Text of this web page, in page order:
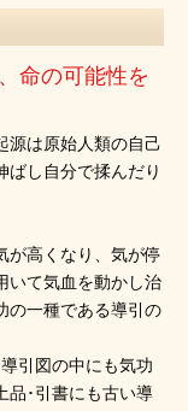
命の可能性を
源は原始人類の自己
ばし自分で揉んだり
が高くなり、気が停
いて気血を動かし治
の一種である導引の
引図の中にも気功
品･引書にも古い導